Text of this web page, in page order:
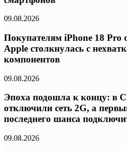
09.08.2026
Покупателям iPhone 18 Pro
Apple столкнулась с
компонентов
09.08.2026
Эпоха подошла к концу: в
отключили сеть 2G, а
последнего шанса
09.08.2026